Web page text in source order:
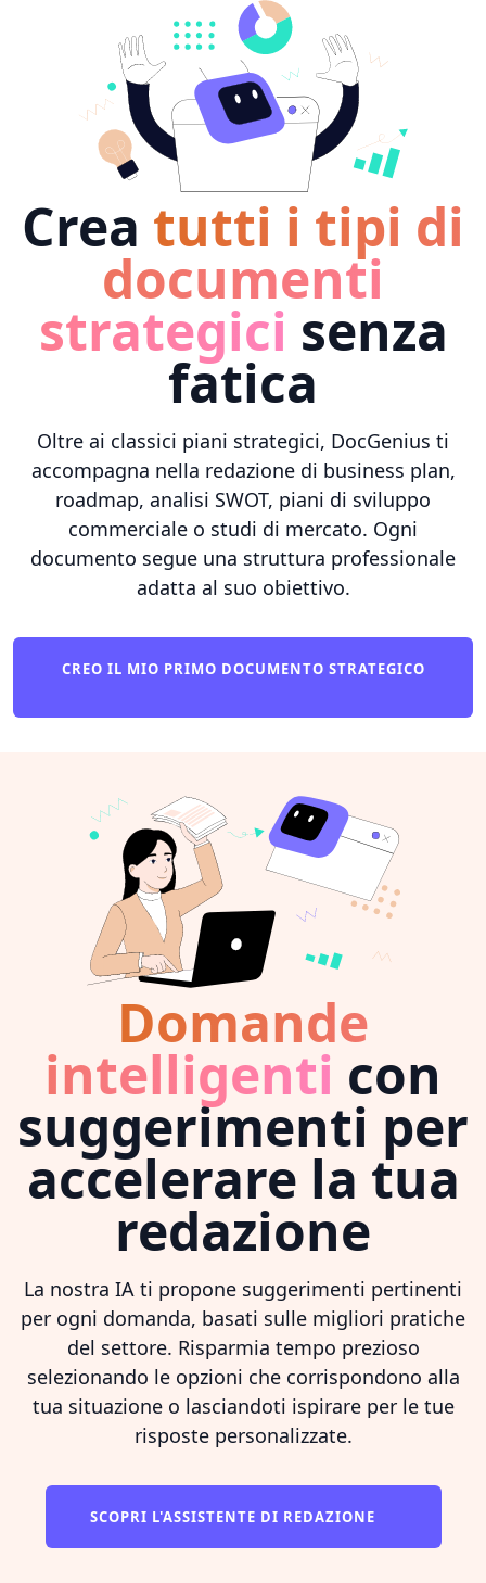
Crea tutti i tipi di
documenti
strategici senza
fatica
Oltre ai classici piani strategici, DocGenius ti
accompagna nella redazione di business plan,
roadmap, analisi SWOT, piani di sviluppo
commerciale o studi di mercato. Ogni
documento segue una struttura professionale
adatta al suo obiettivo.
CREO IL MIO PRIMO DOCUMENTO STRATEGICO
Domande
intelligenti con
suggerimenti per
accelerare la tua
redazione
La nostra IA ti propone suggerimenti pertinenti
per ogni domanda, basati sulle migliori pratiche
del settore. Risparmia tempo prezioso
selezionando le opzioni che corrispondono alla
tua situazione o lasciandoti ispirare per le tue
risposte personalizzate.
SCOPRI L'ASSISTENTE DI REDAZIONE